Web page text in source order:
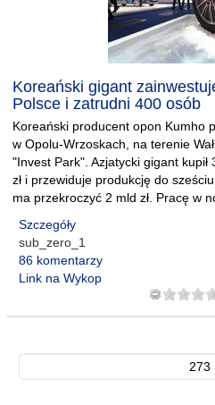
Koreański gigant
Polsce i zatrudni 400 osób
Koreański producent opon Kumho
w Opolu-Wrzoskach, na terenie
"Invest Park". Azjatycki gigant
zł i przewiduje produkcję do
ma przekroczyć 2 mld zł. Pracę w
Szczegóły
sub_zero_1
86 komentarzy
Link na Wykop
273